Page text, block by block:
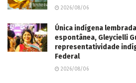
2026/08/06
Única indígena
espontânea, Gleycielli
representatividade
Federal
2026/08/06